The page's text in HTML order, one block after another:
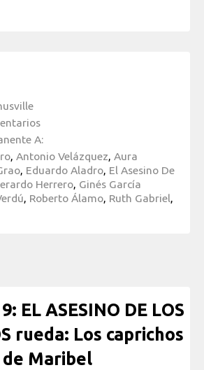
A:
, Antonio Velázquez, Aura
, Eduardo Aladro, El Asesino De
Herrero, Ginés García
, Roberto Álamo, Ruth Gabriel,
EL ASESINO DE LOS
rueda: Los caprichos
de Maribel